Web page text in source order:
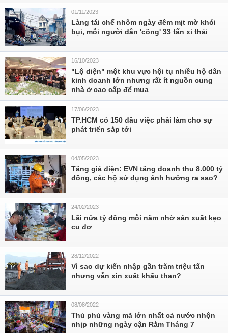
01/11/2023
Làng tái chế nhôm ngày đêm mịt mờ khói
bụi, mỗi người dân 'cõng' 33 tấn xỉ thải
16/10/2023
"Lộ diện" một khu vực hội tụ nhiều hộ dân
kinh doanh lớn nhưng rất ít nguồn cung
nhà ở cao cấp để mua
17/06/2023
TP.HCM có 150 đầu việc phải làm cho sự
phát triển sắp tới
04/05/2023
Tăng giá điện: EVN tăng doanh thu 8.000 tỷ
đồng, các hộ sử dụng ảnh hưởng ra sao?
24/02/2023
Lãi nửa tỷ đồng mỗi năm nhờ sản xuất kẹo
cu đơ
28/12/2022
Vì sao dự kiến nhập gần trăm triệu tấn
nhưng vẫn xin xuất khẩu than?
08/08/2022
Thủ phủ vàng mã lớn nhất cả nước nhộn
nhịp những ngày cận Rằm Tháng 7